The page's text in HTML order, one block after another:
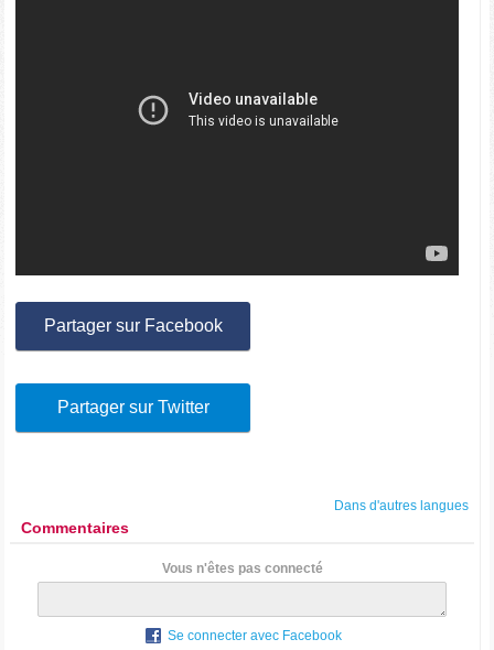
Partager sur Facebook
Partager sur Twitter
Dans d'autres langues
Commentaires
Vous n'êtes pas connecté
Se connecter avec Facebook